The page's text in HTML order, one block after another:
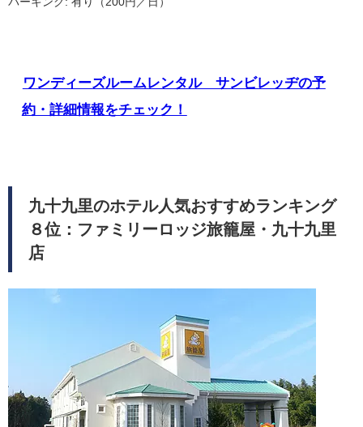
ワンディーズルームレンタル サンビレッヂの予
約・詳細情報をチェック！
九十九里のホテル人気おすすめランキング
８位：ファミリーロッジ旅籠屋・九十九里
店